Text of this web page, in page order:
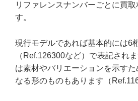
リファレンスナンバーごとに買
す。
現行モデルであれば基本的には6
（Ref.126300など）で表記され
は素材やバリエーションを示す
なる形のものもあります（